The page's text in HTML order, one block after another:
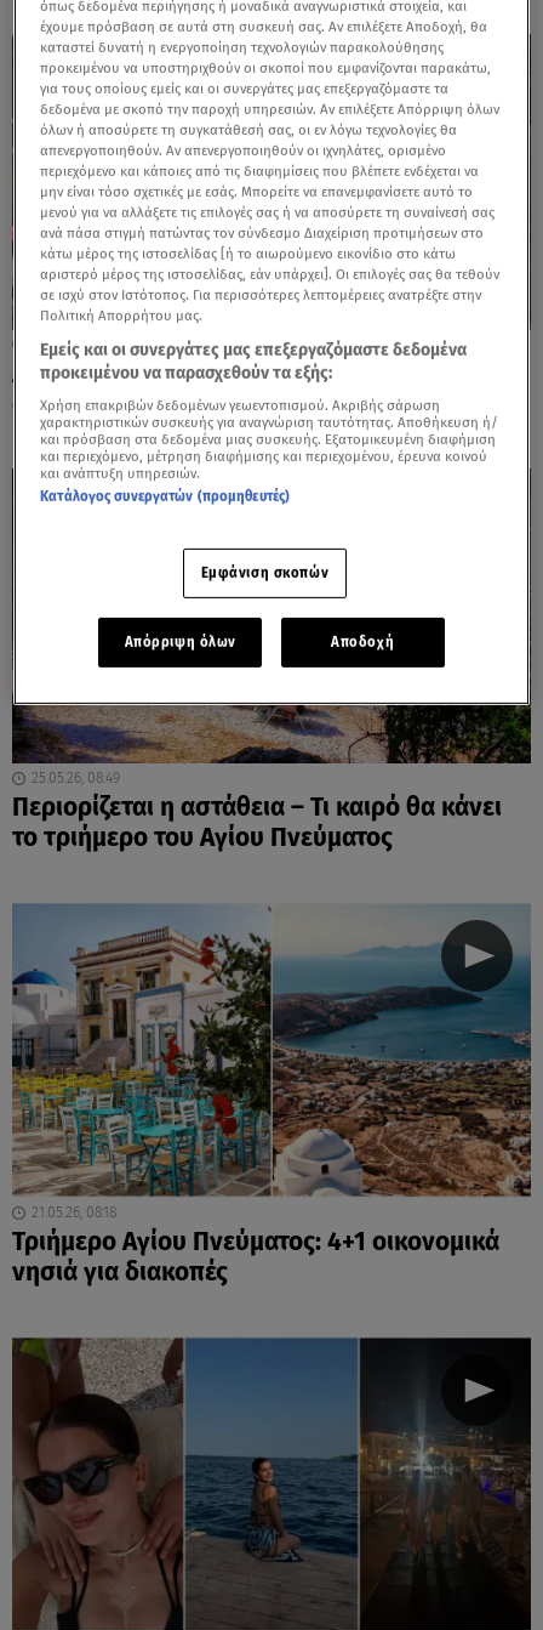
29.05.26, 10:04
Αλλάζει ο καιρός: Βροχές και καταιγίδες
σήμερα – Πότε θα βρέξει στην Αττική
25.05.26, 08:49
Περιορίζεται η αστάθεια – Τι καιρό θα κάνει
το τριήμερο του Αγίου Πνεύματος
21.05.26, 08:18
Τριήμερο Αγίου Πνεύματος: 4+1 οικονομικά
νησιά για διακοπές
όπως δεδομένα περιήγησης ή μοναδικά αναγνωριστικά στοιχεία, και
έχουμε πρόσβαση σε αυτά στη συσκευή σας. Αν επιλέξετε Αποδοχή, θα
καταστεί δυνατή η ενεργοποίηση τεχνολογιών παρακολούθησης
προκειμένου να υποστηριχθούν οι σκοποί που εμφανίζονται παρακάτω,
για τους οποίους εμείς και οι συνεργάτες μας επεξεργαζόμαστε τα
δεδομένα με σκοπό την παροχή υπηρεσιών. Αν επιλέξετε Απόρριψη όλων
όλων ή αποσύρετε τη συγκατάθεσή σας, οι εν λόγω τεχνολογίες θα
απενεργοποιηθούν. Αν απενεργοποιηθούν οι ιχνηλάτες, ορισμένο
περιεχόμενο και κάποιες από τις διαφημίσεις που βλέπετε ενδέχεται να
μην είναι τόσο σχετικές με εσάς. Μπορείτε να επανεμφανίσετε αυτό το
μενού για να αλλάξετε τις επιλογές σας ή να αποσύρετε τη συναίνεσή σας
ανά πάσα στιγμή πατώντας τον σύνδεσμο Διαχείριση προτιμήσεων στο
κάτω μέρος της ιστοσελίδας [ή το αιωρούμενο εικονίδιο στο κάτω
αριστερό μέρος της ιστοσελίδας, εάν υπάρχει]. Οι επιλογές σας θα τεθούν
σε ισχύ στον Ιστότοπος. Για περισσότερες λεπτομέρειες ανατρέξτε στην
Πολιτική Απορρήτου μας.
Εμείς και οι συνεργάτες μας επεξεργαζόμαστε δεδομένα
προκειμένου να παρασχεθούν τα εξής:
Χρήση επακριβών δεδομένων γεωεντοπισμού. Ακριβής σάρωση
χαρακτηριστικών συσκευής για αναγνώριση ταυτότητας. Αποθήκευση ή/
και πρόσβαση στα δεδομένα μιας συσκευής. Εξατομικευμένη διαφήμιση
και περιεχόμενο, μέτρηση διαφήμισης και περιεχομένου, έρευνα κοινού
και ανάπτυξη υπηρεσιών.
Κατάλογος συνεργατών (προμηθευτές)
Εμφάνιση σκοπών
Απόρριψη όλων Αποδοχή